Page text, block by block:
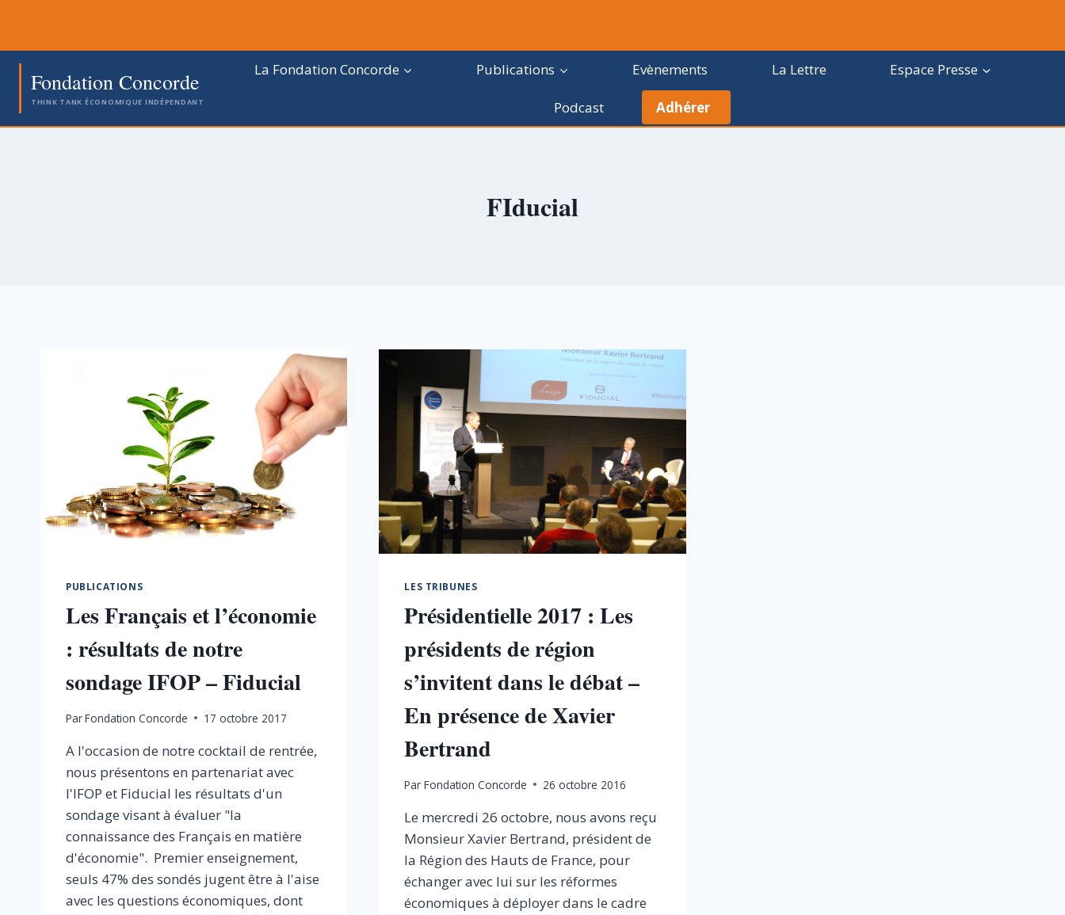
contenu
Fondation Concorde
THINK TANK ÉCONOMIQUE INDÉPENDANT
La Fondation Concorde Publications Evènements La Lettre Espace Presse
Podcast Adhérer
FIducial
PUBLICATIONS
Les Français et l’économie
: résultats de notre
sondage IFOP – Fiducial
ParFondation Concorde 17 octobre 2017
A l'occasion de notre cocktail de rentrée,
nous présentons en partenariat avec
l'IFOP et Fiducial les résultats d'un
sondage visant à évaluer "la
connaissance des Français en matière
d'économie". Premier enseignement,
seuls 47% des sondés jugent être à l'aise
avec les questions économiques, dont
LES TRIBUNES
Présidentielle 2017 : Les
présidents de région
s’invitent dans le débat –
En présence de Xavier
Bertrand
Par Fondation Concorde 26 octobre 2016
Le mercredi 26 octobre, nous avons reçu
Monsieur Xavier Bertrand, président de
la Région des Hauts de France, pour
échanger avec lui sur les réformes
économiques à déployer dans le cadre